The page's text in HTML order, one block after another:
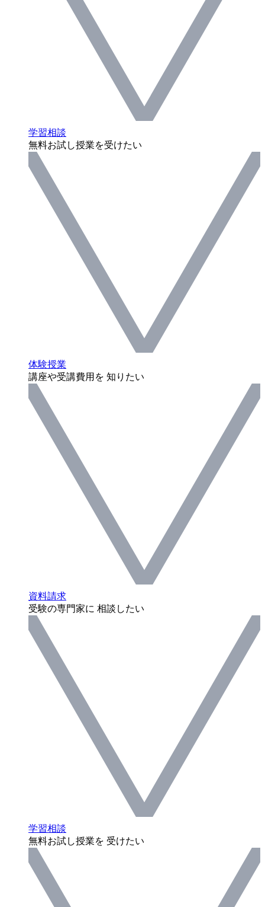
学習相談
無料お試し授業を受けたい
体験授業
講座や受講費用を 知りたい
資料請求
受験の専門家に 相談したい
学習相談
無料お試し授業を 受けたい